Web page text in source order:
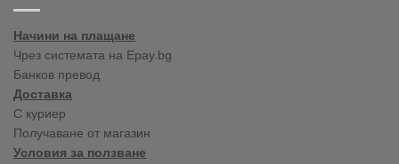
Начини на плащане
Чрез системата на Epay.bg
Банков превод
Доставка
С куриер
Получаване от магазин
Условия за ползване